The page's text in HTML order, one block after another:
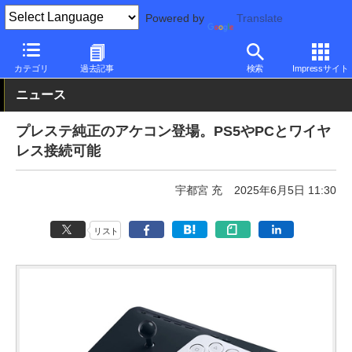
Powered by Translate
カテゴリ 過去記事 検索 Impressサイト
PC Watch 半導体/周辺機器 その他
ニュース
プレステ純正のアケコン登場。PS5やPCとワイヤ
レス接続可能
宇都宮 充 2025年6月5日 11:30
リスト